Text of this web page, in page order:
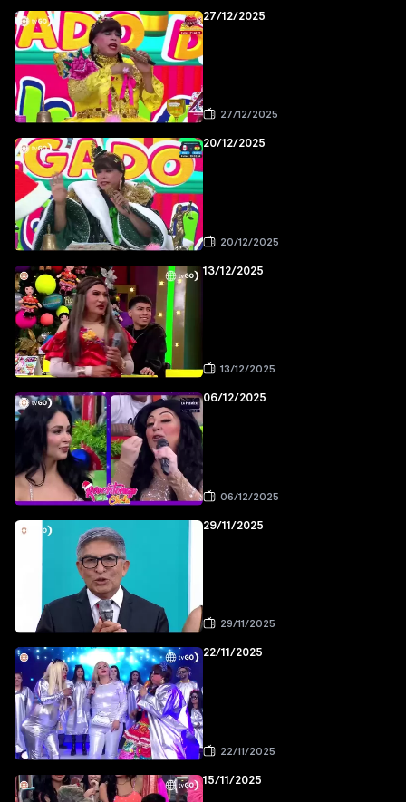
27/12/2025
27/12/2025
20/12/2025
20/12/2025
13/12/2025
13/12/2025
06/12/2025
06/12/2025
29/11/2025
29/11/2025
22/11/2025
22/11/2025
15/11/2025